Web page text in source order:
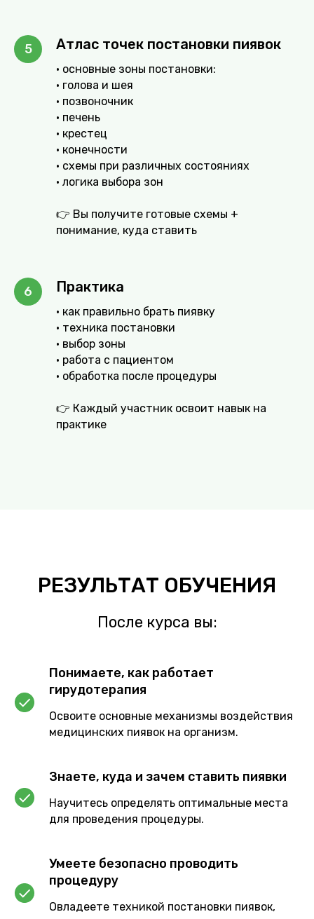
Атлас точек постановки пиявок
• основные зоны постановки:
• голова и шея
• позвоночник
• печень
• крестец
• конечности
• схемы при различных состояниях
• логика выбора зон
👉 Вы получите готовые схемы +
понимание, куда ставить
Практика
• как правильно брать пиявку
• техника постановки
• выбор зоны
• работа с пациентом
• обработка после процедуры
👉 Каждый участник освоит навык на
практике
РЕЗУЛЬТАТ ОБУЧЕНИЯ
После курса вы:
Понимаете, как работает
гирудотерапия
Освоите основные механизмы воздействия
медицинских пиявок на организм.
Знаете, куда и зачем ставить пиявки
Научитесь определять оптимальные места
для проведения процедуры.
Умеете безопасно проводить
процедуру
Овладеете техникой постановки пиявок,